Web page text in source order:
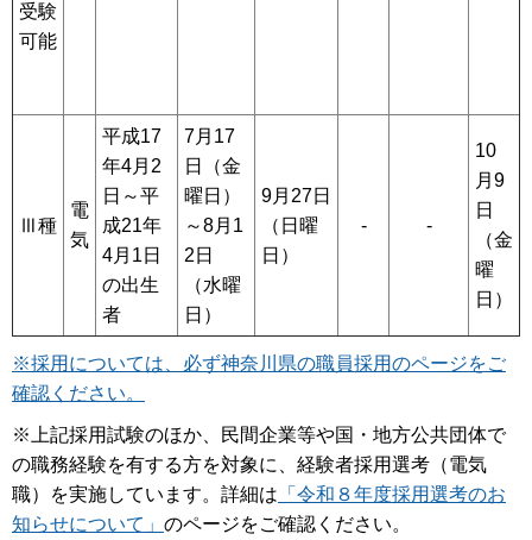
受験
可能
Ⅲ種
電
気
平成17
年4月2
日～平
成21年
4月1日
の出生
者
7月17
日（金
曜日）
～8月1
2日
（水曜
日）
9月27日
（日曜
日）
- -
10
月9
日
（金
曜
日）
※採用については、必ず神奈川県の職員採用のページをご
確認ください。
※上記採用試験のほか、民間企業等や国・地方公共団体で
の職務経験を有する方を対象に、経験者採用選考（電気
職）を実施しています。詳細は 「令和８年度採用選考のお
知らせについて」 のページをご確認ください。